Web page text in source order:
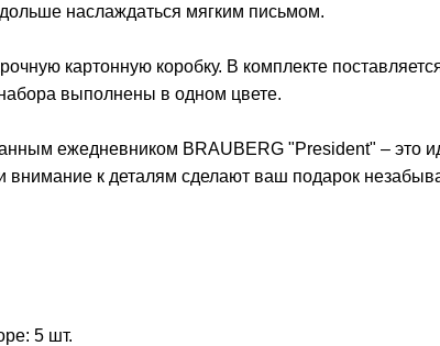
наслаждаться мягким письмом.
картонную коробку. В комплекте
выполнены в одном цвете.
ежедневником BRAUBERG "President" – это
и внимание к деталям сделают ваш подарок
5 шт.